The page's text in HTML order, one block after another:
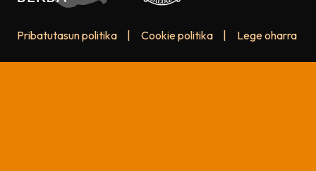
Pribatutasun politika Cookie politika Lege oharra